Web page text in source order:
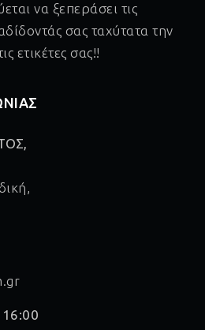
να ξεπεράσει τις
σας ταχύτατα την
ετικέτες σας!!